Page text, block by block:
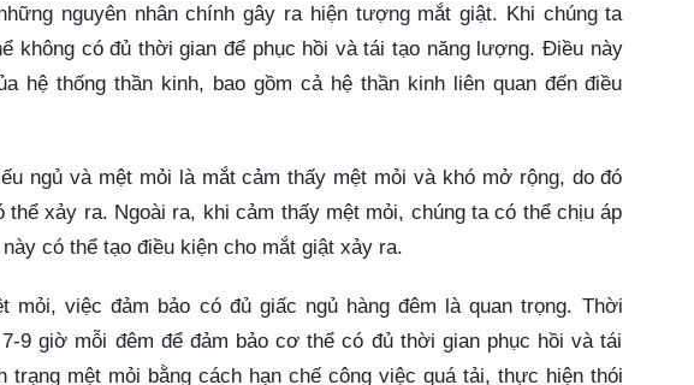
nguyên nhân chính gây ra hiện tượng mắt giật. Khi chúng ta
không có đủ thời gian để phục hồi và tái tạo năng lượng. Điều này
hệ thống thần kinh, bao gồm cả hệ thần kinh liên quan đến điều
ngủ và mệt mỏi là mắt cảm thấy mệt mỏi và khó mở rộng, do đó
xảy ra. Ngoài ra, khi cảm thấy mệt mỏi, chúng ta có thể chịu áp
có thể tạo điều kiện cho mắt giật xảy ra.
việc đảm bảo có đủ giấc ngủ hàng đêm là quan trọng. Thời
9 giờ mỗi đêm để đảm bảo cơ thể có đủ thời gian phục hồi và tái
mệt mỏi bằng cách hạn chế công việc quá tải, thực hiện thói